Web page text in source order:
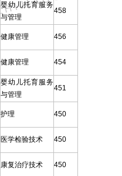
婴幼儿托育服务
与管理
458
健康管理 456
健康管理 454
婴幼儿托育服务
与管理
451
护理 450
医学检验技术 450
康复治疗技术 450